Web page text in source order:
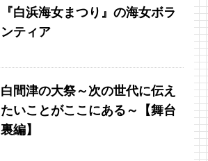
『白浜海女まつり』の海女ボラ
ンティア
白間津の大祭～次の世代に伝え
たいことがここにある～【舞台
裏編】